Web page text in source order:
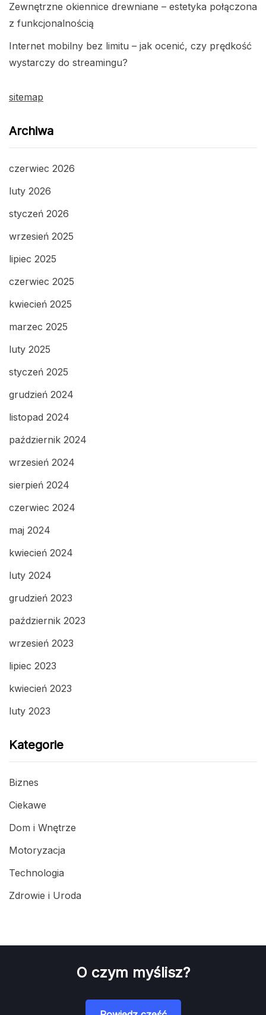
Zewnętrzne okiennice drewniane – estetyka połączona
z funkcjonalnością
Internet mobilny bez limitu – jak ocenić, czy prędkość
wystarczy do streamingu?
sitemap
Archiwa
czerwiec 2026
luty 2026
styczeń 2026
wrzesień 2025
lipiec 2025
czerwiec 2025
kwiecień 2025
marzec 2025
luty 2025
styczeń 2025
grudzień 2024
listopad 2024
październik 2024
wrzesień 2024
sierpień 2024
czerwiec 2024
maj 2024
kwiecień 2024
luty 2024
grudzień 2023
październik 2023
wrzesień 2023
lipiec 2023
kwiecień 2023
luty 2023
Kategorie
Biznes
Ciekawe
Dom i Wnętrze
Motoryzacja
Technologia
Zdrowie i Uroda
O czym myślisz?